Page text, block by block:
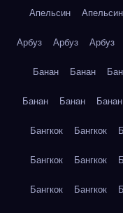
Апельсин Апельсин
Арбуз Арбуз Арбуз
Банан Банан
Банан Банан Банан
Бангкок Бангкок
Бангкок Бангкок
Бангкок Бангкок